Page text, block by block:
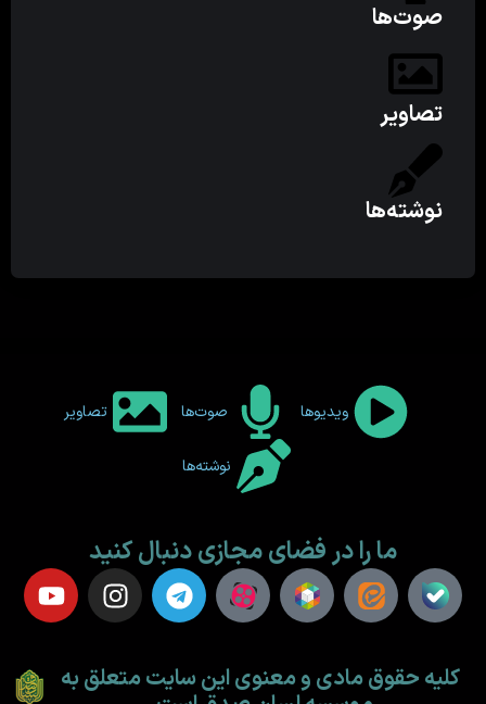
صوت‌ها
تصاویر
نوشته‌ها
ویدیوها صوت‌ها تصاویر
نوشته‌ها
ما را در فضای مجازی دنبال کنید
کلیه حقوق مادی و معنوی این سایت متعلق به